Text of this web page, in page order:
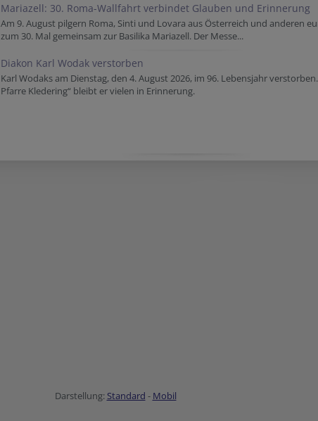
Mariazell: 30. Roma-Wallfahrt verbindet Glauben und Erinnerung
Am 9. August pilgern Roma, Sinti und Lovara aus Österreich und anderen
zum 30. Mal gemeinsam zur Basilika Mariazell. Der Messe...
Diakon Karl Wodak verstorben
Karl Wodaks am Dienstag, den 4. August 2026, im 96. Lebensjahr
Pfarre Kledering“ bleibt er vielen in Erinnerung.
Darstellung: Standard - Mobil